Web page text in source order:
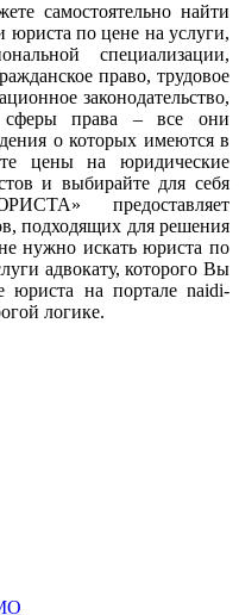
самостоятельно найти
по цене на услуги,
специализации,
право, трудовое
законодательство,
права – все они
о которых имеются в
цены на юридические
и выбирайте для себя
предоставляет
подходящих для решения
нужно искать юриста по
адвокату, которого Вы
юриста на портале naidi-
логике.